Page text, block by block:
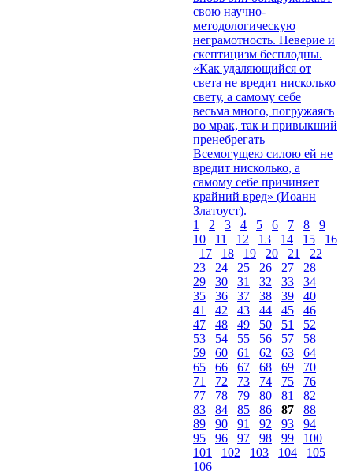
свою научно-
методологическую
неграмотность. Неверие и
скептицизм бесплодны.
«Как удаляющийся от
света не вредит нисколько
свету, а самому себе
весьма много, погружаясь
во мрак, так и привыкший
пренебрегать
Всемогущею силою ей не
вредит нисколько, а
самому себе причиняет
крайний вред» (Иоанн
Златоуст).
1
2 3 4 5 6 7 8
9
10
11 12 13 14 15
16
17
18 19 20 21
22
23
24 25 26 27
28
29
30 31 32 33
34
35
36 37 38 39
40
41
42 43 44 45
46
47
48 49 50 51
52
53
54 55 56 57
58
59
60 61 62 63
64
65
66 67 68 69
70
71
72 73 74 75
76
77
78 79 80 81
82
83
84 85 86 87
88
89
90 91 92 93
94
95
96 97 98 99
100
101
102 103 104
105
106